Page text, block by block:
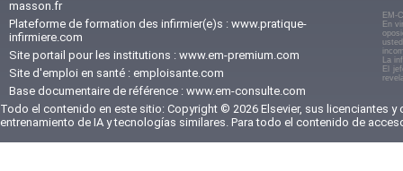
masson.fr
Plateforme de formation des infirmier(e)s : www.pratique-
infirmiere.com
Site portail pour les institutions : www.em-premium.com
Site d'emploi en santé : emploisante.com
Base documentaire de référence : www.em-consulte.com
EM-
En
La
El
Todo el contenido en este sitio: Copyright © 2026 Elsevier, sus licenciantes
entrenamiento de IA y tecnologías similares. Para todo el contenido de